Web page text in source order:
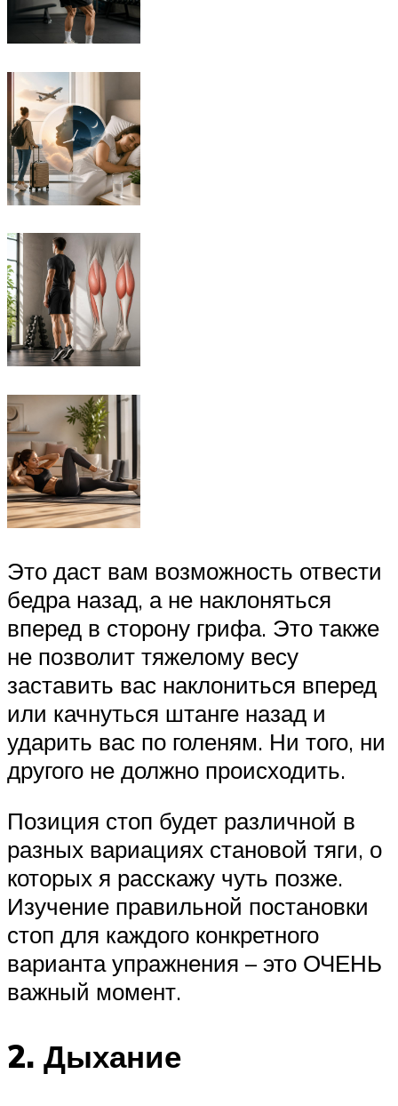
Это даст вам возможность отвести
бедра назад, а не наклоняться
вперед в сторону грифа. Это также
не позволит тяжелому весу
заставить вас наклониться вперед
или качнуться штанге назад и
ударить вас по голеням. Ни того, ни
другого не должно происходить.
Позиция стоп будет различной в
разных вариациях становой тяги, о
которых я расскажу чуть позже.
Изучение правильной постановки
стоп для каждого конкретного
варианта упражнения – это ОЧЕНЬ
важный момент.
2. Дыхание